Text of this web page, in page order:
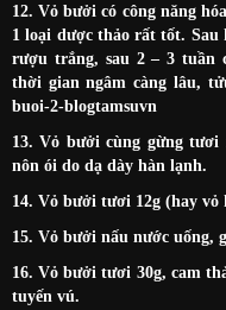
12. Vỏ bưởi có công năng
1 loại dược thảo rất tốt.
rượu trắng, sau 2 – 3 tuần
thời gian ngâm càng lâu,
buoi-2-blogtamsuvn
13. Vỏ bưởi cùng gừng
nôn ói do dạ dày hàn lạnh.
14. Vỏ bưởi tươi 12g (hay
15. Vỏ bưởi nấu nước uống,
16. Vỏ bưởi tươi 30g, cam
tuyến vú.